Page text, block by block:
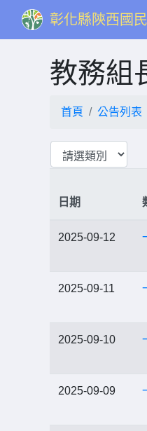
彰化縣陝西國
教務組
首頁 公告列表
日期
2025-09-12
2025-09-11
2025-09-10
2025-09-09